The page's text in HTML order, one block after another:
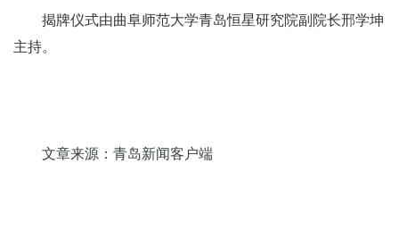
揭牌仪式由曲阜师范大学青岛恒星研究院副院长邢学坤
主持。
文章来源：青岛新闻客户端